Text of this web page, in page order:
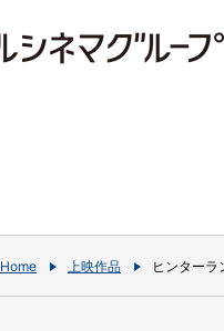
Home 上映作品 ヒンターラ